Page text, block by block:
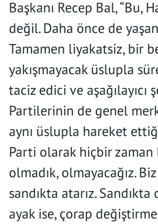
Başkanı Recep Bal, “Bu,
değil. Daha önce de
Tamamen liyakatsiz, bir
yakışmayacak üslupla
taciz edici ve aşağılayıcı
Partilerinin de genel
aynı üslupla hareket
Parti olarak hiçbir zaman
olmadık, olmayacağız.
sandıkta atarız.
ayak ise, çorap